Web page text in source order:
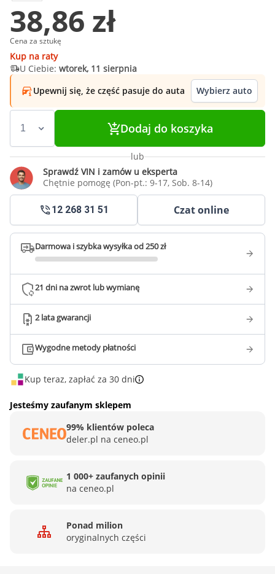
38,86 zł
Cena za sztukę
Kup na raty
U Ciebie: wtorek, 11 sierpnia
Upewnij się, że część pasuje do auta
Wybierz auto
Dodaj do koszyka
lub
Sprawdź VIN i zamów u eksperta
Chętnie pomogę (Pon-pt.: 9-17, Sob. 8-14)
12 268 31 51 Czat online
Darmowa i szybka wysyłka od 250 zł
21 dni na zwrot lub wymianę
2 lata gwarancji
Wygodne metody płatności
Kup teraz, zapłać za 30 dni
Jesteśmy zaufanym sklepem
99% klientów poleca
deler.pl na ceneo.pl
1 000+ zaufanych opinii
na ceneo.pl
Ponad milion
oryginalnych części